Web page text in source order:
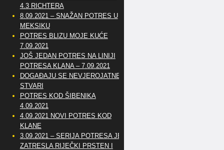
4.3 RICHTERA
8.09.2021 – SNAŽAN POTRES U
MEKSIKU
POTRES BLIZU MOJE KUĆE
7.09.2021
JOŠ JEDAN POTRES NA LINIJI
POTRESA KLANA – 7.09.2021
DOGAĐAJU SE NEVJEROJATNE
STVARI
POTRES KOD ŠIBENIKA
4.09.2021
4.09.2021 NOVI POTRES KOD
KLANE
3.09.2021 – SERIJA POTRESA JE
ZATRESLA RIJEČKI PRSTEN I